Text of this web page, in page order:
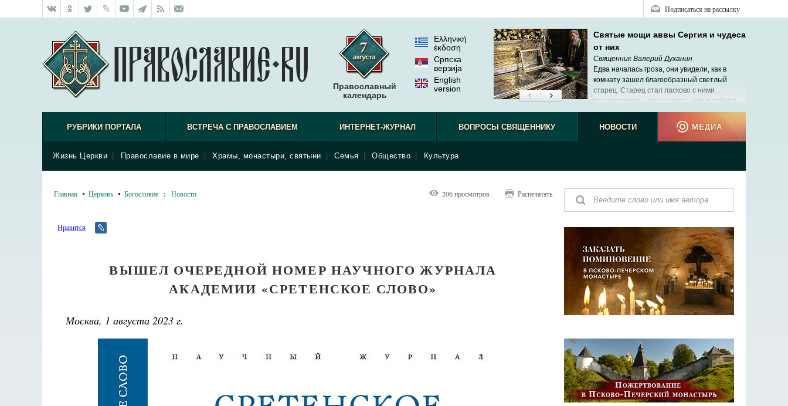
Подписаться на рассылку
Православный
календарь
Ελληνική
έκδοση
Српска
верзиjа
English
version
Святые мощи аввы Сергия и чудеса
от них
Священник Валерий Духанин
Едва началась гроза, они увидели, как в
комнату зашел благообразный светлый
старец. Старец стал ласково с ними
разговаривать, успокаивать: «Не пугайтесь,
мама скоро придет».
РУБРИКИ ПОРТАЛА ВСТРЕЧА С ПРАВОСЛАВИЕМ ИНТЕРНЕТ-ЖУРНАЛ ВОПРОСЫ СВЯЩЕННИКУ НОВОСТИ
Жизнь Церкви Православие в мире Храмы, монастыри, святыни Семья Общество Культура
МЕДИА
Главная Церковь Богословие : Новости 206 просмотров Распечатать
Нравится
ВЫШЕЛ ОЧЕРЕДНОЙ НОМЕР НАУЧНОГО ЖУРНАЛА
АКАДЕМИИ «СРЕТЕНСКОЕ СЛОВО»
Москва, 1 августа 2023 г.